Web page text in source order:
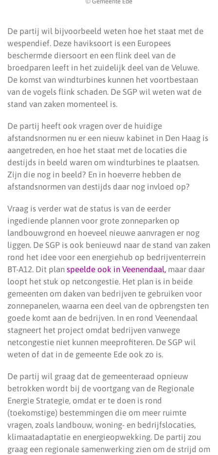
De partij wil bijvoorbeeld weten hoe het staat met de
wespendief. Deze haviksoort is een Europees
beschermde diersoort en een flink deel van de
broedparen leeft in het zuidelijk deel van de Veluwe.
De komst van windturbines kunnen het voortbestaan
van de vogels flink schaden. De SGP wil weten wat de
stand van zaken momenteel is.
De partij heeft ook vragen over de huidige
afstandsnormen nu er een nieuw kabinet in Den Haag is
aangetreden, en hoe het staat met de locaties die
destijds in beeld waren om windturbines te plaatsen.
Zijn die nog in beeld? En in hoeverre hebben de
afstandsnormen van destijds daar nog invloed op?
Vraag is verder wat de status is van de eerder
ingediende plannen voor grote zonneparken op
landbouwgrond en hoeveel nieuwe aanvragen er nog
liggen. De SGP is ook benieuwd naar de stand van zaken
rond het idee voor een energiehub op bedrijventerrein
BT-A12. Dit plan speelde ook in Veenendaal, maar daar
loopt het stuk op netcongestie. Het plan is in beide
gemeenten om daken van bedrijven te gebruiken voor
zonnepanelen, waarna een deel van de opbrengsten ten
goede komt aan de bedrijven. In en rond Veenendaal
stagneert het project omdat bedrijven vanwege
netcongestie niet kunnen meeprofiteren. De SGP wil
weten of dat in de gemeente Ede ook zo is.
De partij wil graag dat de gemeenteraad opnieuw
betrokken wordt bij de voortgang van de Regionale
Energie Strategie, omdat er te doen is rond
(toekomstige) bestemmingen die om meer ruimte
vragen, zoals landbouw, woning- en bedrijfslocaties,
klimaatadaptatie en energieopwekking. De partij zou
graag een regionale samenwerking zien om de strijd om